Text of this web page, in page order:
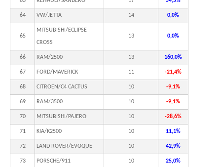
64 VW/JETTA 14 0,0%
65
MITSUBISHI/ECLIPSE
CROSS
13 0,0%
66 RAM/2500 13 160,0%
67 FORD/MAVERICK 11 -21,4%
68 CITROEN/C4 CACTUS 10 -9,1%
69 RAM/3500 10 -9,1%
70 MITSUBISHI/PAJERO 10 -28,6%
71 KIA/K2500 10 11,1%
72 LAND ROVER/EVOQUE 10 42,9%
73 PORSCHE/911 10 25,0%